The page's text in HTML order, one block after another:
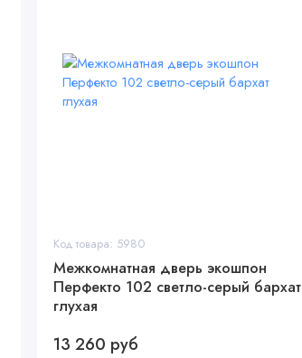
Код товара: 5980
Межкомнатная дверь экошпон
Перфекто 102 светло-серый бархат
глухая
13 260 руб